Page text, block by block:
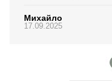
Михайло
17.09.2025